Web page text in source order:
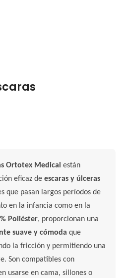
Ortotex Medical están
eficaz deescaras y úlceras
que pasan largos períodos de
en la infancia como en la
Poliéster, proporcionan una
suave y cómoda que
la fricción y permitiendo una
Son compatibles con
usarse en cama, sillones o